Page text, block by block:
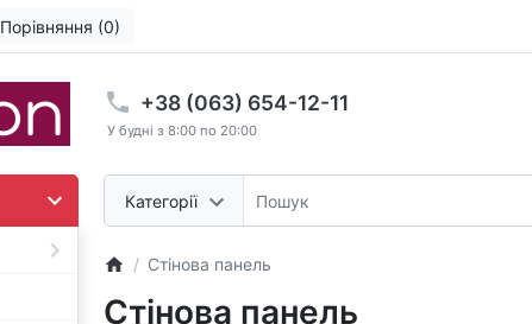
Порівняння (0)
+38 (063) 654-12-11
У будні з 8:00 по 20:00
Категорії
Стінова панель
Стінова панель